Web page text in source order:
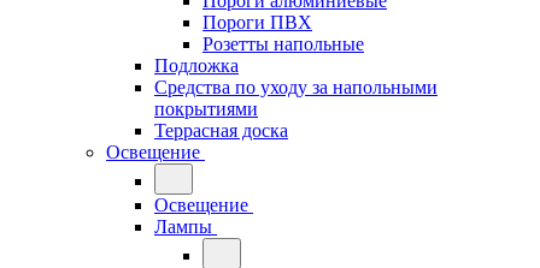
Пороги ПВХ
Розетты напольные
Подложка
Средства по уходу за напольными
покрытиями
Террасная доска
Освещение
Освещение
Лампы